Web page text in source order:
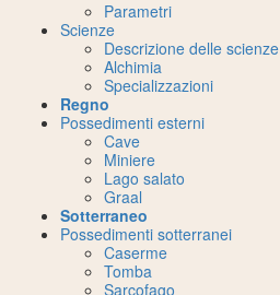
Parametri
Scienze
Descrizione delle scienze
Alchimia
Specializzazioni
Regno
Possedimenti esterni
Cave
Miniere
Lago salato
Graal
Sotterraneo
Possedimenti sotterranei
Caserme
Tomba
Sarcofago